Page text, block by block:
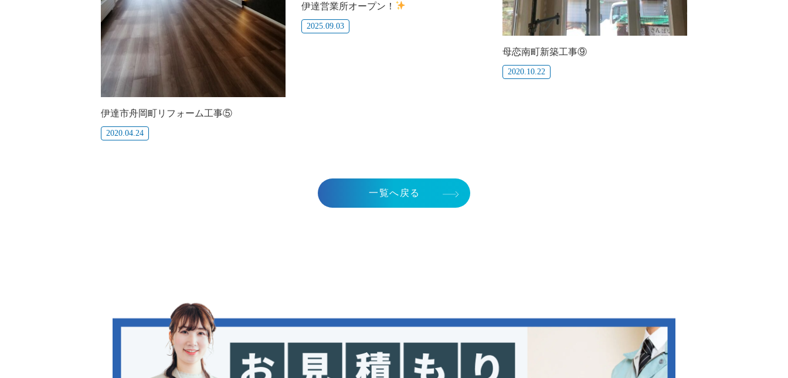
伊達市舟岡町リフォーム工事⑤
2020.04.24
伊達営業所オープン！
2025.09.03
母恋南町新築工事⑨
2020.10.22
一覧へ戻る